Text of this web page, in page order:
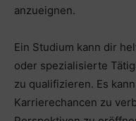
anzueignen.
Ein Studium kann dir
oder spezialisierte
zu qualifizieren. Es
Karrierechancen zu